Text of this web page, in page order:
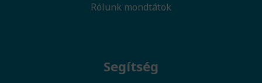
Rólunk mondtátok
Segítség